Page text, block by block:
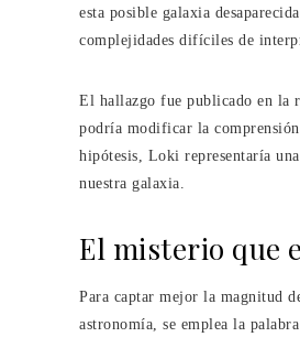
esta posible galaxia
complejidades difíciles de
El hallazgo fue publicado en la
podría modificar la
hipótesis, Loki representaría
nuestra galaxia.
El misterio que
Para captar mejor la magnitud
astronomía, se emplea la